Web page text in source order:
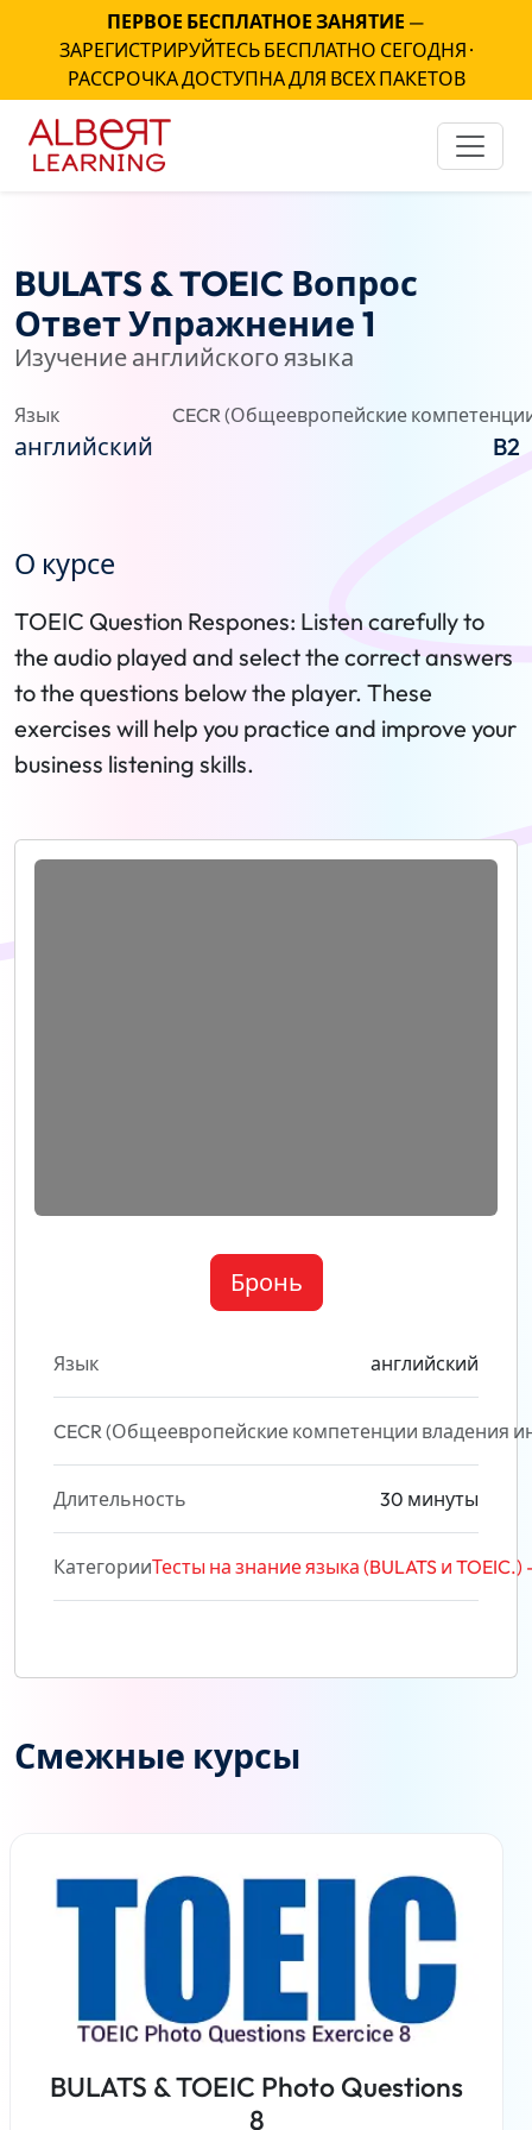
ПЕРВОЕ БЕСПЛАТНОЕ ЗАНЯТИЕ —
ЗАРЕГИСТРИРУЙТЕСЬ БЕСПЛАТНО СЕГОДНЯ ·
РАССРОЧКА ДОСТУПНА ДЛЯ ВСЕХ ПАКЕТОВ
BULATS & TOEIC Вопрос
Ответ Упражнение 1
Изучение английского языка
Язык
английский
CECR (Общеевропейские
B2
О курсе
TOEIC Question Respones: Listen carefully to
the audio played and select the correct answers
to the questions below the player. These
exercises will help you practice and improve your
business listening skills.
Бронь
Язык английский
CECR (Общеевропейские компетенции владения
Длительность 30 минуты
КатегорииТесты на знание языка (BULATS и
Смежные курсы
BULATS & TOEIC Photo Questions
8